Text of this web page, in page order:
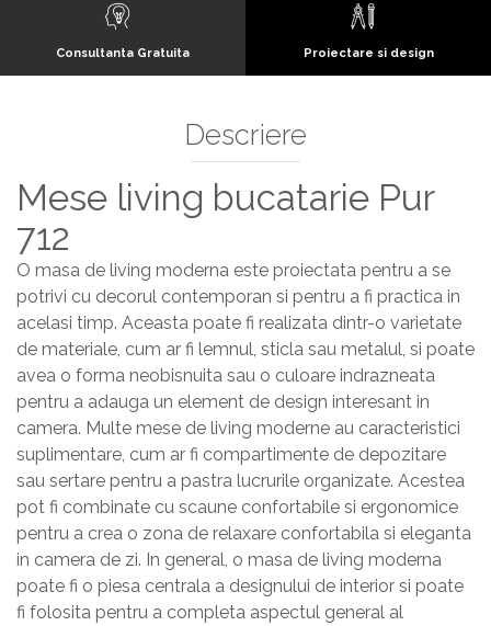
Consultanta Gratuita Proiectare si design
Descriere
Mese living bucatarie Pur
712
O masa de living moderna este proiectata pentru a se
potrivi cu decorul contemporan si pentru a fi practica in
acelasi timp. Aceasta poate fi realizata dintr-o varietate
de materiale, cum ar fi lemnul, sticla sau metalul, si poate
avea o forma neobisnuita sau o culoare indrazneata
pentru a adauga un element de design interesant in
camera. Multe mese de living moderne au caracteristici
suplimentare, cum ar fi compartimente de depozitare
sau sertare pentru a pastra lucrurile organizate. Acestea
pot fi combinate cu scaune confortabile si ergonomice
pentru a crea o zona de relaxare confortabila si eleganta
in camera de zi. In general, o masa de living moderna
poate fi o piesa centrala a designului de interior si poate
fi folosita pentru a completa aspectul general al